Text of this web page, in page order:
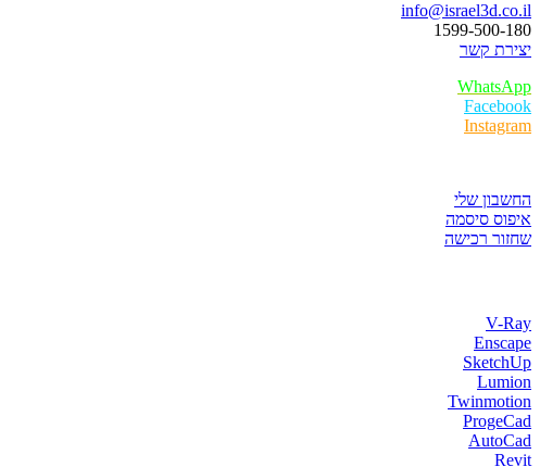
info@israel3d.co.il
1599-500-180
יצירת קשר
WhatsApp
Facebook
Instagram
החשבון שלי
איפוס סיסמה
שחזור רכישה
V-Ray
Enscape
SketchUp
Lumion
Twinmotion
ProgeCad
AutoCad
Revit